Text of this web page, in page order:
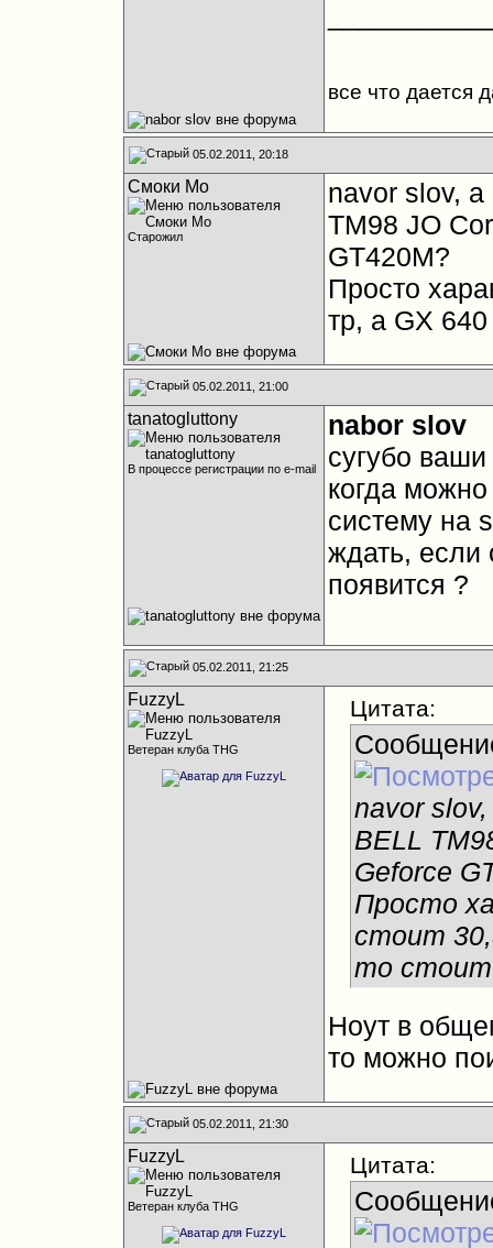
все что дается
05.02.2011, 20:18
Смоки Мо
Старожил
navor slov,
TM98 JO
GT420M?
Просто
тр, а GX
05.02.2011, 21:00
tanatogluttony
В процессе регистрации по e-mail
nabor slov
сугубо
когда
систему на
ждать,
появится ?
05.02.2011, 21:25
FuzzyL
Ветеран клуба THG
Цитата:
navor
BELL
Geforce
Просто
стоит
то
Ноут в
то можно
05.02.2011, 21:30
FuzzyL
Ветеран клуба THG
Цитата: